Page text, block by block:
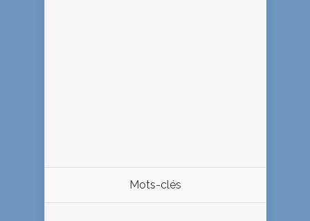
Mots-clés